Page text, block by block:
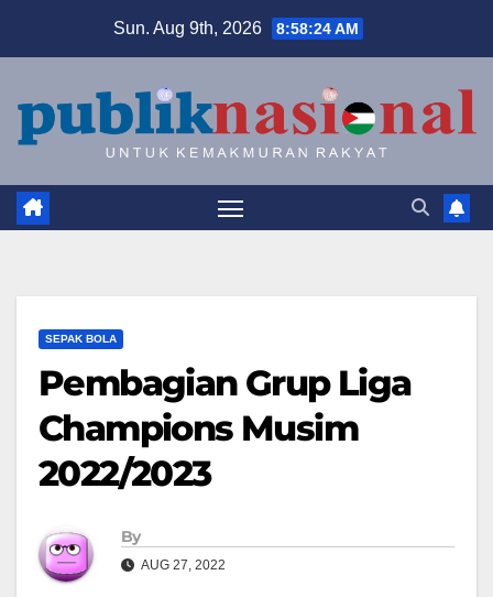
Sun. Aug 9th, 2026 8:58:25 AM
SEPAK BOLA
Pembagian Grup Liga
Champions Musim
2022/2023
By
AUG 27, 2022